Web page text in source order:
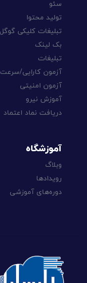
سئو
تولید محتوا
تبلیغات کلیکی گوگل
بک لینک
تبلیغات
آزمون کارایی/سرعت
آزمون امنیتی
آموزش نیرو
دریافت نماد اعتماد
آموزشگاه
وبلاگ
رویدادها
دوره‌های آموزشی